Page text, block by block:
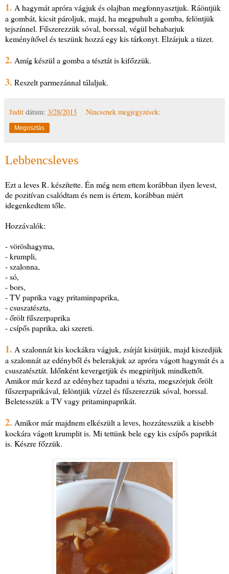
1. A hagymát apróra vágjuk és olajban megfonnyasztjuk. Ráöntjük
a gombát, kicsit pároljuk, majd, ha megpuhult a gomba, felöntjük
tejszínnel. Fűszerezzük sóval, borssal, végül behabarjuk
keményítővel és teszünk hozzá egy kis tárkonyt. Elzárjuk a tüzet.
2. Amíg készül a gomba a tésztát is kifőzzük.
3. Reszelt parmezánnal tálaljuk.
Judit dátum: 3/28/2013 Nincsenek megjegyzések:
Megosztás
Lebbencsleves
Ezt a leves R. készítette. Én még nem ettem korábban ilyen levest,
de pozitívan csalódtam és nem is értem, korábban miért
idegenkedtem tőle.
Hozzávalók:
- vöröshagyma,
- krumpli,
- szalonna,
- só,
- bors,
- TV paprika vagy pritaminpaprika,
- csuszatészta,
- őrölt fűszerpaprika
- csípős paprika, aki szereti.
1. A szalonnát kis kockákra vágjuk, zsírját kisütjük, majd kiszedjük
a szalonnát az edényből és belerakjuk az apróra vágott hagymát és a
csuszatésztát. Időnként kevergetjük és megpirítjuk mindkettőt.
Amikor már kezd az edényhez tapadni a tészta, megszórjuk őrölt
fűszerpaprikával, felöntjük vízzel és fűszerezzük sóval, borssal.
Beletesszük a TV vagy pritaminpaprikát.
2. Amikor már majdnem elkészült a leves, hozzátesszük a kisebb
kockára vágott krumplit is. Mi tettünk bele egy kis csípős paprikát
is. Készre főzzük.